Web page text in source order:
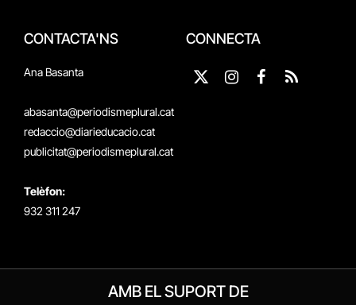
CONTACTA'NS
Ana Basanta
abasanta@periodismeplural.cat
redaccio@diarieducacio.cat
publicitat@periodismeplural.cat
Telèfon:
932 311 247
CONNECTA
X
InstagramFacebook
RSS
AMB EL SUPORT DE